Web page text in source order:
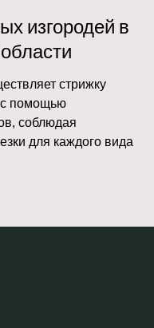
изгородей в
стрижку
с помощью
соблюдая
для каждого вида